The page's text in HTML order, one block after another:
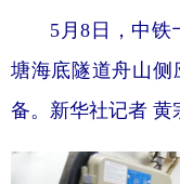
5月8日，中铁
塘海底隧道舟山侧
备。 新华社记者 黄